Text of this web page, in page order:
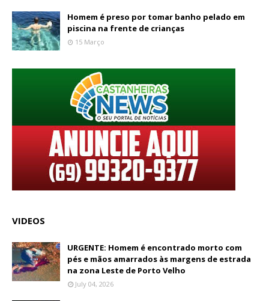
Homem é preso por tomar banho pelado em
piscina na frente de crianças
15 Março
VIDEOS
URGENTE: Homem é encontrado morto com
pés e mãos amarrados às margens de estrada
na zona Leste de Porto Velho
July 04, 2026